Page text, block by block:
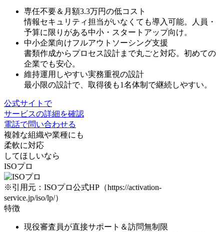
専任不要＆月額3.3万円の低コスト
情報セキュリティ担当がいなくても導入可能。人員・
予算に限りがある中小・スタートアップ向け。
中小企業向けフルアウトソーシング支援
書類作成からプロセス設計まで丸ごと対応。初めての
企業でも安心。
維持運用しやすい実務重視の設計
最小限の設計で、取得後も1名体制で継続しやすい。
公式サイトで
サービスの詳細を確認
電話で問い合わせる
複雑な組織や業種にも
柔軟に対応
してほしいなら
ISOプロ
※引用元：ISOプロ公式HP（https://activation-
service.jp/iso/lp/）
特徴
現役審査員が直接サポート＆訪問無制限